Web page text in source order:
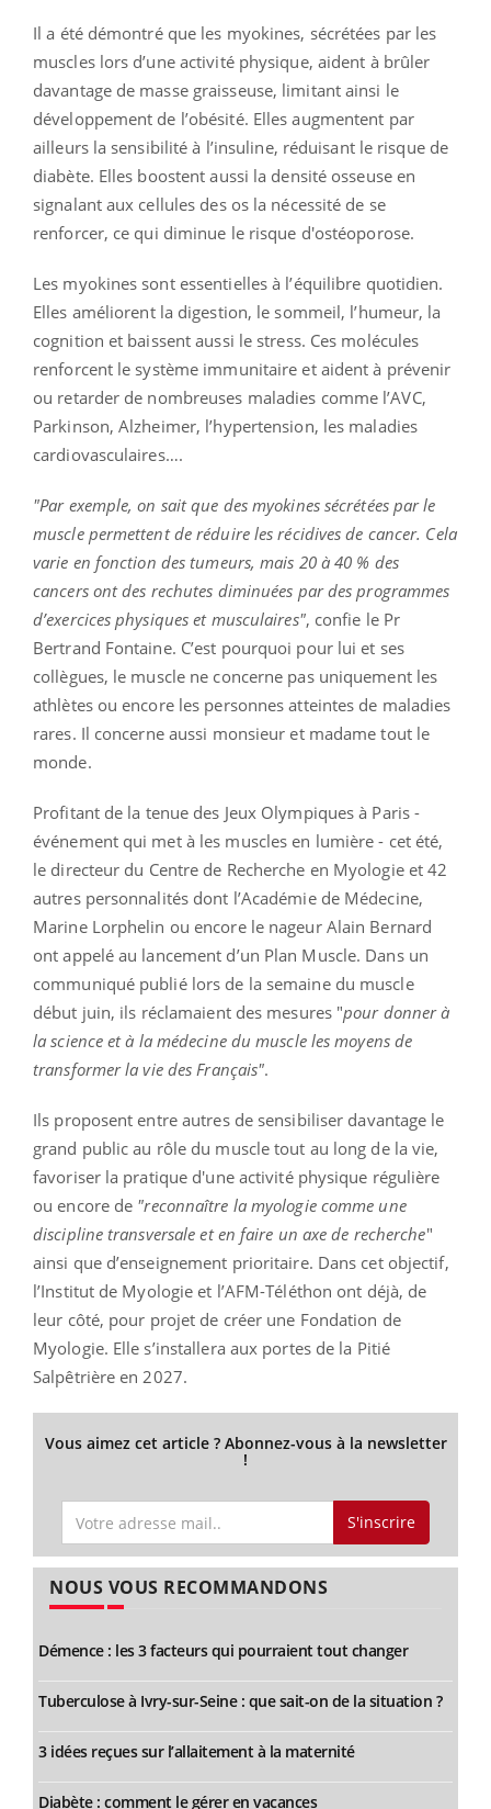
Il a été démontré que les myokines, sécrétées par les
muscles lors d’une activité physique, aident à brûler
davantage de masse graisseuse, limitant ainsi le
développement de l’obésité. Elles augmentent par
ailleurs la sensibilité à l’insuline, réduisant le risque de
diabète. Elles boostent aussi la densité osseuse en
signalant aux cellules des os la nécessité de se
renforcer, ce qui diminue le risque d'ostéoporose.
Les myokines sont essentielles à l’équilibre quotidien.
Elles améliorent la digestion, le sommeil, l’humeur, la
cognition et baissent aussi le stress. Ces molécules
renforcent le système immunitaire et aident à prévenir
ou retarder de nombreuses maladies comme l’AVC,
Parkinson, Alzheimer, l’hypertension, les maladies
cardiovasculaires….
"Par exemple, on sait que des myokines sécrétées par le
muscle permettent de réduire les récidives de cancer. Cela
varie en fonction des tumeurs, mais 20 à 40 % des
cancers ont des rechutes diminuées par des programmes
d’exercices physiques et musculaires", confie le Pr
Bertrand Fontaine. C’est pourquoi pour lui et ses
collègues, le muscle ne concerne pas uniquement les
athlètes ou encore les personnes atteintes de maladies
rares. Il concerne aussi monsieur et madame tout le
monde.
Profitant de la tenue des Jeux Olympiques à Paris -
événement qui met à les muscles en lumière - cet été,
le directeur du Centre de Recherche en Myologie et 42
autres personnalités dont l’Académie de Médecine,
Marine Lorphelin ou encore le nageur Alain Bernard
ont appelé au lancement d’un Plan Muscle. Dans un
communiqué publié lors de la semaine du muscle
début juin, ils réclamaient des mesures "pour donner à
la science et à la médecine du muscle les moyens de
transformer la vie des Français".
Ils proposent entre autres de sensibiliser davantage le
grand public au rôle du muscle tout au long de la vie,
favoriser la pratique d'une activité physique régulière
ou encore de "reconnaître la myologie comme une
discipline transversale et en faire un axe de recherche"
ainsi que d’enseignement prioritaire. Dans cet objectif,
l’Institut de Myologie et l’AFM-Téléthon ont déjà, de
leur côté, pour projet de créer une Fondation de
Myologie. Elle s’installera aux portes de la Pitié
Salpêtrière en 2027.
Vous aimez cet article ? Abonnez-vous à la newsletter
!
S'inscrire
NOUS VOUS RECOMMANDONS
Démence : les 3 facteurs qui pourraient tout changer
Tuberculose à Ivry-sur-Seine : que sait-on de la situation ?
3 idées reçues sur l’allaitement à la maternité
Diabète : comment le gérer en vacances